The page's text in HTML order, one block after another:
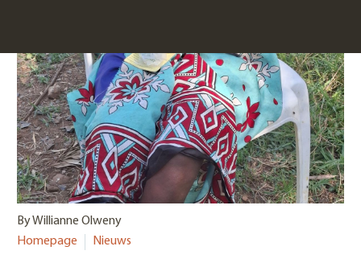
By Willianne Olweny
Homepage
Nieuws